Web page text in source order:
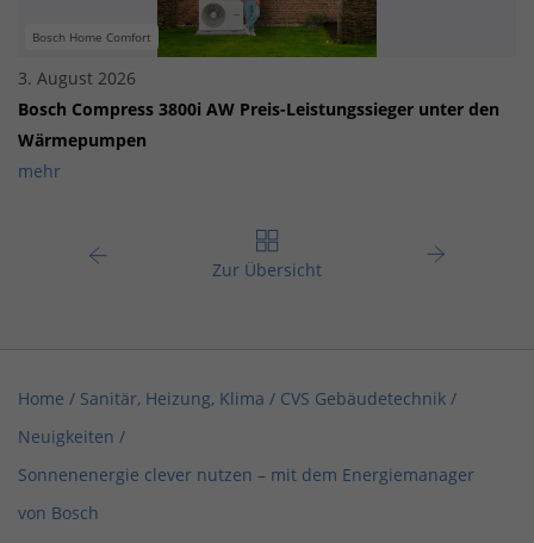
Bosch Home Comfort
3. August 2026
Bosch Compress 3800i AW Preis-Leistungssieger unter den
Wärmepumpen
mehr
Zur Übersicht
Home / Sanitär, Heizung, Klima / CVS Gebäudetechnik /
Neuigkeiten /
Sonnenenergie clever nutzen – mit dem Energiemanager
von Bosch